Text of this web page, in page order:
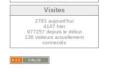
Visites
2781 aujourd’hui
4147 hier
977257 depuis le début
136 visiteurs actuellement
connectés